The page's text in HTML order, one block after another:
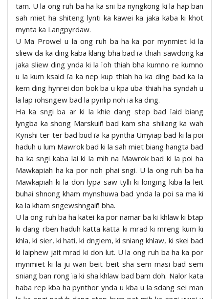
tam. U la ong ruh ba ha ka sni ba nyngkong ki la hap ban
sah miet ha shiteng lynti ka kawei ka jaka kaba ki khot
mynta ka Langpyrdaw.
U Ma Prowel u la ong ruh ba ha ka por mynmiet ki la
sliew da ka ding kaba klang bha bad ïa thiah sawdong ka
jaka sliew ding ynda ki la ïoh thiah bha kumno re kumno
u la kum ksaid ïa ka nep kup thiah ha ka ding bad ka la
kem ding hynrei don bok ba u kpa uba thiah ha syndah u
la lap ïohsngew bad la pynlip noh ïa ka ding.
Ha ka sngi ba ar ki la khie dang step bad ïaid biang
lyngba ka shong Marskuiñ bad kam sha shiliang ka wah
Kynshi ter ter bad bud ïa ka pyntha Umyiap bad ki la poi
haduh u lum Mawrok bad ki la sah miet biang hangta bad
ha ka sngi kaba lai ki la mih na Mawrok bad ki la poi ha
Mawkapiah ha ka por noh phai sngi. U la ong ruh ba ha
Mawkapiah ki la don lypa saw tylli ki longïng kiba la leit
buhai shnong kham mynshuwa bad ynda la poi sa ma ki
ka la kham sngewshngaiñ bha.
U la ong ruh ba ha katei ka por namar ba ki khlaw ki btap
ki dang rben haduh katta katta ki mrad ki mreng kum ki
khla, ki sier, ki hati, ki dngiem, ki sniang khlaw, ki skei bad
ki laiphew jait mrad ki don lut. U la ong ruh ba ha ka por
mynmiet ki la ju wan beit beit sha sem masi bad sem
sniang ban rong ïa ki sha khlaw bad bam doh. Nalor kata
haba rep kba ha pynthor ynda u kba u la sdang sei man